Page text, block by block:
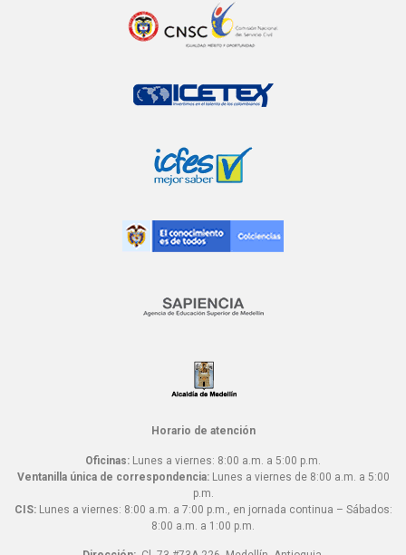
Horario de atención
Oficinas: Lunes a viernes: 8:00 a.m. a 5:00 p.m.
Ventanilla única de correspondencia:Lunes a viernes de 8:00 a.m. a 5:00
p.m.
CIS:Lunes a viernes: 8:00 a.m. a 7:00 p.m., en jornada continua – Sábados:
8:00 a.m. a 1:00 p.m.